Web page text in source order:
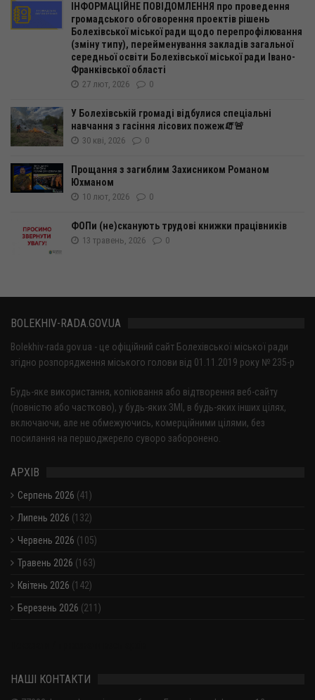
ІНФОРМАЦІЙНЕ ПОВІДОМЛЕННЯ про проведення
громадського обговорення проектів рішень
Болехівської міської ради щодо перепрофілювання
(зміну типу), перейменування закладів загальної
середньої освіти Болехівської міської ради Івано-
Франківської області
27 лют, 2026 0
У Болехівській громаді відбулися спеціальні
навчання з гасіння лісових пожеж🧯🚨
30 кві, 2026 0
Прощання з загиблим Захисником Романом
Юхманом
10 лют, 2026 0
ФОПи (не)сканують трудові книжки працівників
13 травень, 2026 0
BOLEKHIV-RADA.GOV.UA
Bolekhiv-rada.gov.ua - це офіційний сайт Болехівської міської ради
згідно розпорядження міського голови від 01.11.2019 року № 235-р
Будь-яке використання, копіювання або відтворення веб-сайту
(повністю або частково), у будь-яких ЗМІ, в будь-яких інших цілях,
включаючи, але не обмежуючись, комерційними цілями, без
посилання на першоджерело суворо заборонено.
АРХІВ
Серпень 2026 (41)
Липень 2026 (132)
Червень 2026 (105)
Травень 2026 (163)
Квітень 2026 (142)
Березень 2026 (211)
НАШІ КОНТАКТИ